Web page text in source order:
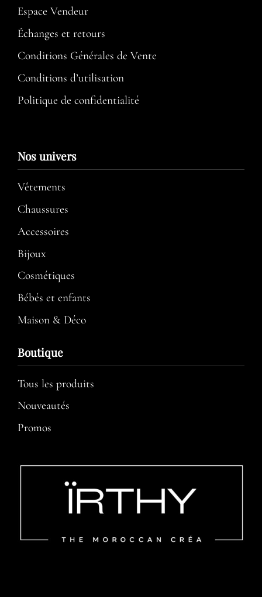
Espace Vendeur
Échanges et retours
Conditions Générales de Vente
Conditions d’utilisation​
Politique de confidentialité
Nos univers
Vêtements
Chaussures
Accessoires
Bijoux
Cosmétiques
Bébés et enfants
Maison & Déco
Boutique
Tous les produits
Nouveautés
Promos